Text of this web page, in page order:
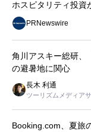
ホスピタリティ投資
PRNewswire
角川アスキー総研
の避暑地に関心
長木 利通
ツーリズムメディア
Booking.com、夏旅